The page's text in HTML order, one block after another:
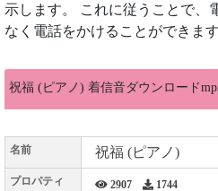
示します。 これに従うことで、
なく電話をかけることができま
祝福 (ピアノ) 着信音ダウンロード
名前 祝福 (ピアノ)
プロパティ 2907 1744